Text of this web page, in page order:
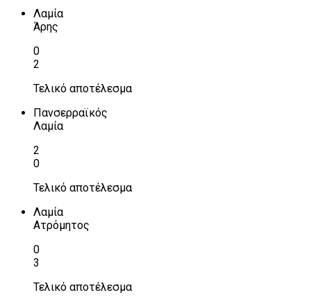
Λαμία
Άρης
0
2
Τελικό αποτέλεσμα
Πανσερραϊκός
Λαμία
2
0
Τελικό αποτέλεσμα
Λαμία
Ατρόμητος
0
3
Τελικό αποτέλεσμα